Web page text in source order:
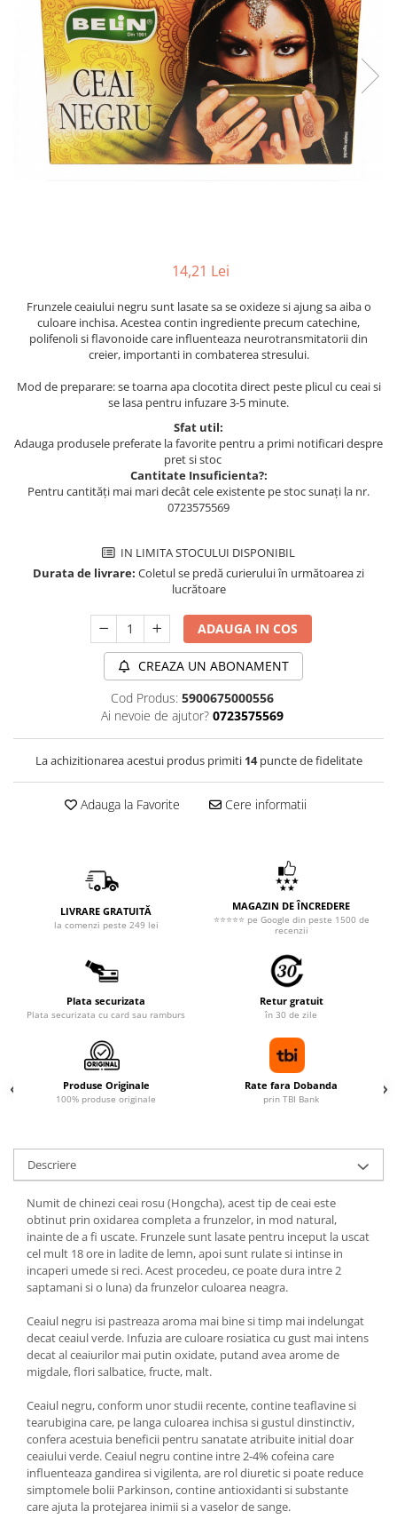
14,21 Lei
Frunzele ceaiului negru sunt lasate sa se oxideze si ajung sa aiba o
culoare inchisa. Acestea contin ingrediente precum catechine,
polifenoli si flavonoide care influenteaza neurotransmitatorii din
creier, importanti in combaterea stresului.
Mod de preparare: se toarna apa clocotita direct peste plicul cu ceai si
se lasa pentru infuzare 3-5 minute.
Sfat util:
Adauga produsele preferate la favorite pentru a primi notificari despre
pret si stoc
Cantitate Insuficienta?:
Pentru cantități mai mari decât cele existente pe stoc sunați la nr.
0723575569
IN LIMITA STOCULUI DISPONIBIL
Durata de livrare: Coletul se predă curierului în următoarea zi
lucrătoare
ADAUGA IN COS
CREAZA UN ABONAMENT
Cod Produs: 5900675000556
Ai nevoie de ajutor? 0723575569
La achizitionarea acestui produs primiti 14puncte de fidelitate
Adauga la Favorite Cere informatii
LIVRARE GRATUITĂ
la comenzi peste 249 lei
MAGAZIN DE ÎNCREDERE
⭐⭐⭐⭐⭐ pe Google din peste 1500 de
recenzii
Plata securizata
Plata securizata cu card sau ramburs
Retur gratuit
în 30 de zile
Produse Originale
100% produse originale
Rate fara Dobanda
prin TBI Bank
Descriere
Numit de chinezi ceai rosu (Hongcha), acest tip de ceai este
obtinut prin oxidarea completa a frunzelor, in mod natural,
inainte de a fi uscate. Frunzele sunt lasate pentru inceput la uscat
cel mult 18 ore in ladite de lemn, apoi sunt rulate si intinse in
incaperi umede si reci. Acest procedeu, ce poate dura intre 2
saptamani si o luna) da frunzelor culoarea neagra.
Ceaiul negru isi pastreaza aroma mai bine si timp mai indelungat
decat ceaiul verde. Infuzia are culoare rosiatica cu gust mai intens
decat al ceaiurilor mai putin oxidate, putand avea arome de
migdale, flori salbatice, fructe, malt.
Ceaiul negru, conform unor studii recente, contine teaflavine si
tearubigina care, pe langa culoarea inchisa si gustul dinstinctiv,
confera acestuia beneficii pentru sanatate atribuite initial doar
ceaiului verde. Ceaiul negru contine intre 2-4% cofeina care
influenteaza gandirea si vigilenta, are rol diuretic si poate reduce
simptomele bolii Parkinson, contine antioxidanti si substante
care ajuta la protejarea inimii si a vaselor de sange.